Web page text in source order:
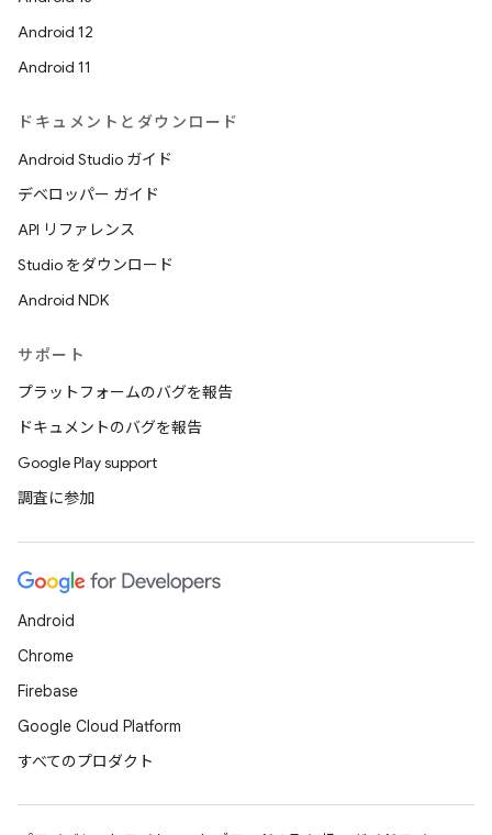
Android 12
Android 11
ドキュメントとダウンロード
Android Studio ガイド
デベロッパー ガイド
API リファレンス
Studio をダウンロード
Android NDK
サポート
プラットフォームのバグを報告
ドキュメントのバグを報告
Google Play support
調査に参加
Android
Chrome
Firebase
Google Cloud Platform
すべてのプロダクト